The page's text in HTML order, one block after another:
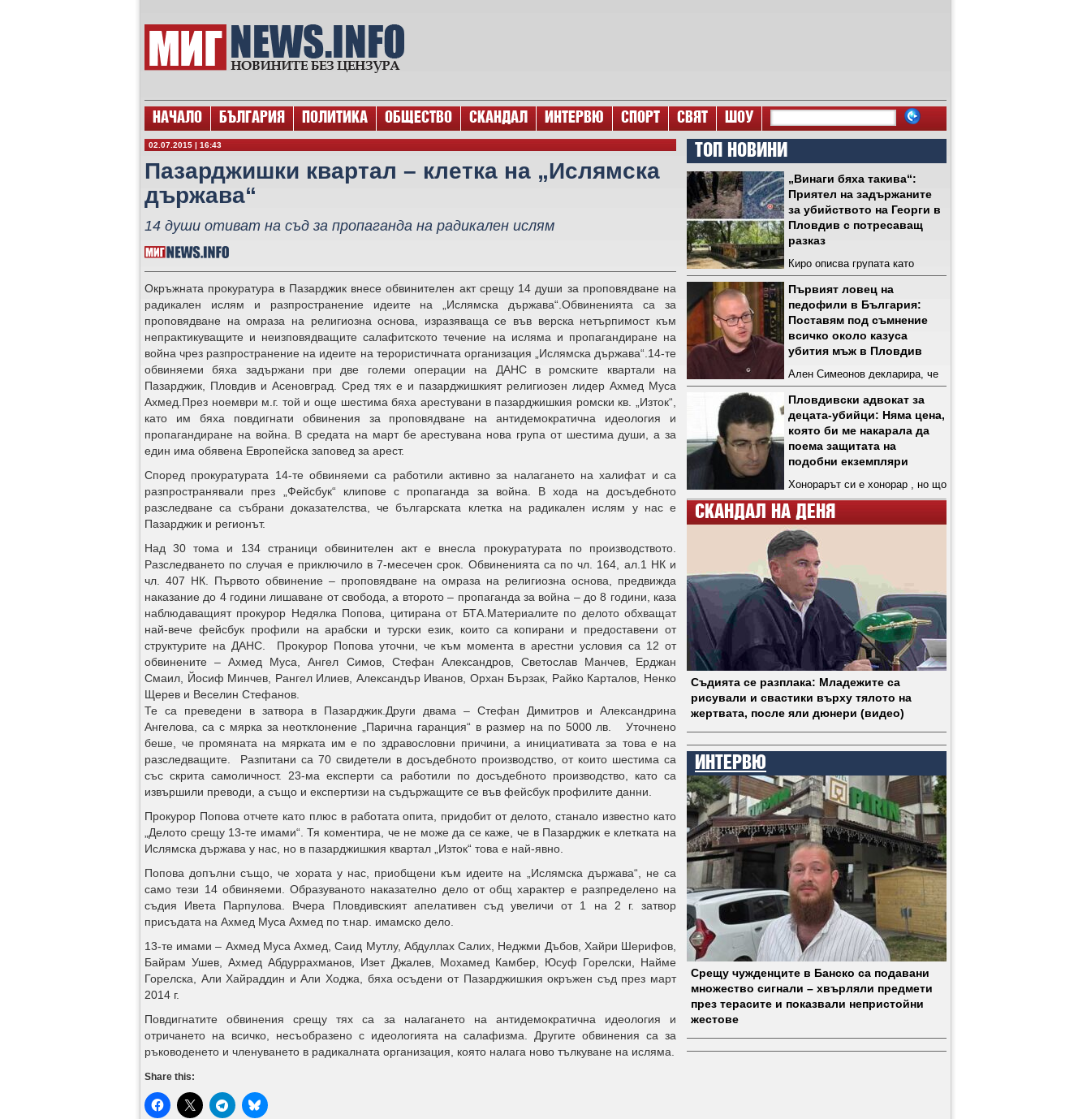
НАЧАЛО БЪЛГАРИЯ ПОЛИТИКА ОБЩЕСТВО СКАНДАЛ ИНТЕРВЮ СПОРТ СВЯТ ШОУ
02.07.2015 | 16:43
Пазарджишки квартал – клетка на „Ислямска
държава“
14 души отиват на съд за пропаганда на радикален ислям
Окръжната прокуратура в Пазарджик внесе обвинителен акт срещу 14 души за проповядване на
радикален ислям и разпространение идеите на „Ислямска държава“.Обвиненията са за
проповядване на омраза на религиозна основа, изразяваща се във верска нетърпимост към
непрактикуващите и неизповядващите салафитското течение на исляма и пропагандиране на
война чрез разпространение на идеите на терористичната организация „Ислямска държава“.14-те
обвиняеми бяха задържани при две големи операции на ДАНС в ромските квартали на
Пазарджик, Пловдив и Асеновград. Сред тях е и пазарджишкият религиозен лидер Ахмед Муса
Ахмед.През ноември м.г. той и още шестима бяха арестувани в пазарджишкия ромски кв. „Изток“,
като им бяха повдигнати обвинения за проповядване на антидемократична идеология и
пропагандиране на война. В средата на март бе арестувана нова група от шестима души, а за
един има обявена Европейска заповед за арест.
Според прокуратурата 14-те обвиняеми са работили активно за налагането на халифат и са
разпространявали през „Фейсбук“ клипове с пропаганда за война. В хода на досъдебното
разследване са събрани доказателства, че българската клетка на радикален ислям у нас е
Пазарджик и регионът.
Над 30 тома и 134 страници обвинителен акт е внесла прокуратурата по производството.
Разследването по случая е приключило в 7-месечен срок. Обвиненията са по чл. 164, ал.1 НК и
чл. 407 НК. Първото обвинение – проповядване на омраза на религиозна основа, предвижда
наказание до 4 години лишаване от свобода, а второто – пропаганда за война – до 8 години, каза
наблюдаващият прокурор Недялка Попова, цитирана от БТА.Материалите по делото обхващат
най-вече фейсбук профили на арабски и турски език, които са копирани и предоставени от
структурите на ДАНС. Прокурор Попова уточни, че към момента в арестни условия са 12 от
обвинените – Ахмед Муса, Ангел Симов, Стефан Александров, Светослав Манчев, Ерджан
Смаил, Йосиф Минчев, Рангел Илиев, Александър Иванов, Орхан Бързак, Райко Карталов, Ненко
Щерев и Веселин Стефанов.
Те са преведени в затвора в Пазарджик.Други двама – Стефан Димитров и Александрина
Ангелова, са с мярка за неотклонение „Парична гаранция“ в размер на по 5000 лв. Уточнено
беше, че промяната на мярката им е по здравословни причини, а инициативата за това е на
разследващите. Разпитани са 70 свидетели в досъдебното производство, от които шестима са
със скрита самоличност. 23-ма експерти са работили по досъдебното производство, като са
извършили преводи, а също и експертизи на съдържащите се във фейсбук профилите данни.
Прокурор Попова отчете като плюс в работата опита, придобит от делото, станало известно като
„Делото срещу 13-те имами“. Тя коментира, че не може да се каже, че в Пазарджик е клетката на
Ислямска държава у нас, но в пазарджишкия квартал „Изток“ това е най-явно.
Попова допълни също, че хората у нас, приобщени към идеите на „Ислямска държава“, не са
само тези 14 обвиняеми. Образуваното наказателно дело от общ характер е разпределено на
съдия Ивета Парпулова. Вчера Пловдивският апелативен съд увеличи от 1 на 2 г. затвор
присъдата на Ахмед Муса Ахмед по т.нар. имамско дело.
13-те имами – Ахмед Муса Ахмед, Саид Мутлу, Абдуллах Салих, Неджми Дъбов, Хайри Шерифов,
Байрам Ушев, Ахмед Абдуррахманов, Изет Джалев, Мохамед Камбер, Юсуф Горелски, Найме
Горелска, Али Хайраддин и Али Ходжа, бяха осъдени от Пазарджишкия окръжен съд през март
2014 г.
Повдигнатите обвинения срещу тях са за налагането на антидемократична идеология и
отричането на всичко, несъобразено с идеологията на салафизма. Другите обвинения са за
ръководенето и членуването в радикалната организация, която налага ново тълкуване на исляма.
Share this:
ТОП НОВИНИ
„Винаги бяха такива“:
Приятел на задържаните
за убийството на Георги в
Пловдив с потресаващ
разказ
Киро описва групата като
затворена глутница, която се
събирала ежедневно на хълма
и говорела открито за
саморазправа с хора, които
според тях са педофили
Първият ловец на
педофили в България:
Поставям под съмнение
всичко около казуса
убития мъж в Пловдив
Ален Симеонов декларира, че
не е общувал нито с групата,
подмамила жертвата, нито със
самия него
Пловдивски адвокат за
децата-убийци: Няма цена,
която би ме накарала да
поема защитата на
подобни екземпляри
Хонорарът си е хонорар , но що
за човек трябва да си за да
защитаваш убиец?
СКАНДАЛ НА ДЕНЯ
Съдията се разплака: Младежите са
рисували и свастики върху тялото на
жертвата, после яли дюнери (видео)
ИНТЕРВЮ
Срещу чужденците в Банско са подавани
множество сигнали – хвърляли предмети
през терасите и показвали непристойни
жестове